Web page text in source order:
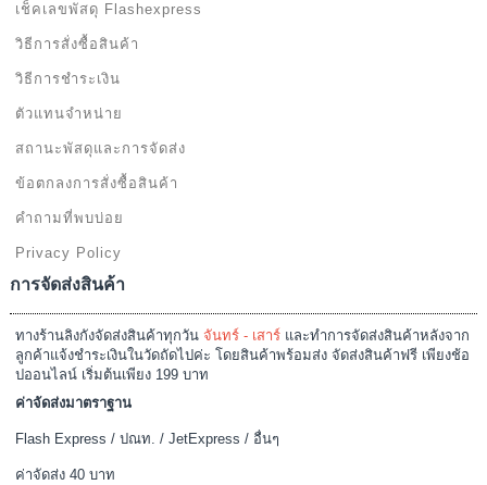
เช็คเลขพัสดุ Flashexpress
วิธีการสั่งซื้อสินค้า
วิธีการชำระเงิน
ตัวแทนจำหน่าย
สถานะพัสดุและการจัดส่ง
ข้อตกลงการสั่งซื้อสินค้า
คำถามที่พบบ่อย
Privacy Policy
การจัดส่งสินค้า
ทางร้านลิงกังจัดส่งสินค้าทุกวัน จันทร์ - เสาร์ และทำการจัดส่งสินค้าหลังจาก
ลูกค้าแจ้งชำระเงินในวัดถัดไปค่ะ โดยสินค้าพร้อมส่ง จัดส่งสินค้าฟรี เพียงช้อ
ปออนไลน์ เริ่มต้นเพียง 199 บาท
ค่าจัดส่งมาตราฐาน
Flash Express / ปณท. / JetExpress / อื่นๆ
ค่าจัดส่ง 40 บาท